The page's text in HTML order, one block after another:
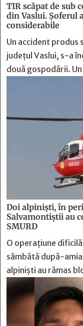
TIR scăpat de sub
din Vaslui. Șoferul
considerabile
Un accident produs
județul Vaslui, s-a
două gospodării.
Doi alpiniști, în
Salvamontiștii au
SMURD
O operațiune
sâmbătă după-
alpiniști au rămas